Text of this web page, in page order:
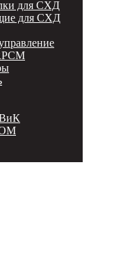
для СХД
для СХД